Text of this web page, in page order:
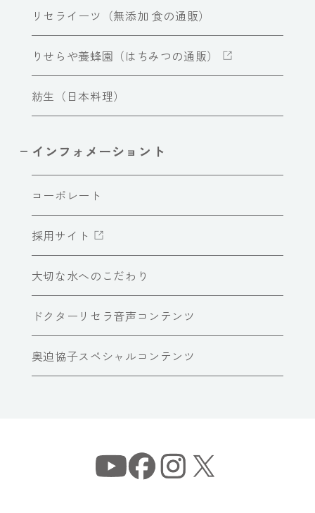
リセライーツ（無添加 食の通販）
りせらや養蜂園（はちみつの通販）
紡生（日本料理）
インフォメーショント
コーポレート
採用サイト
大切な水へのこだわり
ドクターリセラ音声コンテンツ
奥迫協子スペシャルコンテンツ